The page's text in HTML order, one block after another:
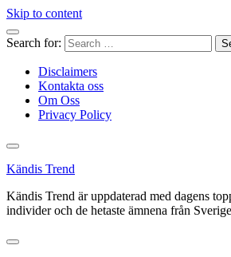
Skip to content
Search for:
Disclaimers
Kontakta oss
Om Oss
Privacy Policy
Kändis Trend
Kändis Trend är uppdaterad med dagens
individer och de hetaste ämnena från